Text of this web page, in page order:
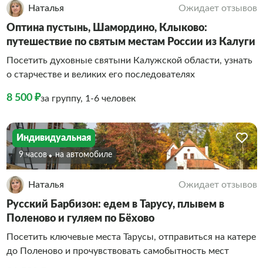
Наталья Ожидает отзывов
Оптина пустынь, Шамордино, Клыково:
путешествие по святым местам России из Калуги
Посетить духовные святыни Калужской области, узнать
о старчестве и великих его последователях
8 500 ₽за группу, 1-6 человек
Индивидуальная
9 часов На автомобиле
Наталья Ожидает отзывов
Русский Барбизон: едем в Тарусу, плывем в
Поленово и гуляем по Бёхово
Посетить ключевые места Тарусы, отправиться на катере
до Поленово и прочувствовать самобытность мест